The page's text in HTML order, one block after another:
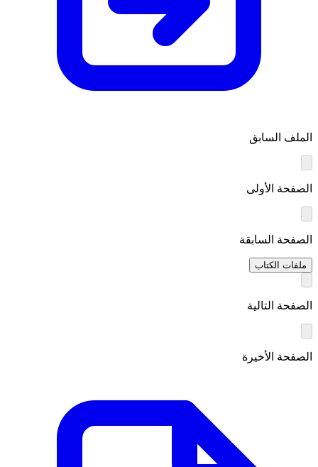
الملف السابق
الصفحة الأولى
الصفحة السابقة
ملفات الكتاب
الصفحة التالية
الصفحة الأخيرة